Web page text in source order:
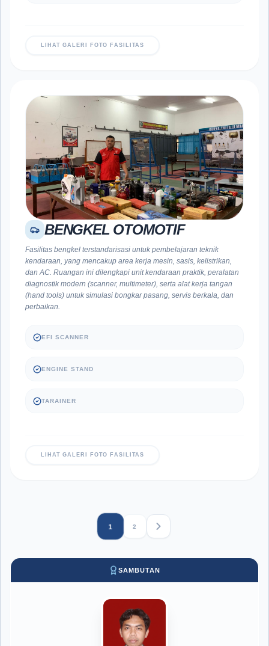
LIHAT GALERI FOTO FASILITAS
BENGKEL OTOMOTIF
Fasilitas bengkel terstandarisasi untuk pembelajaran teknik
kendaraan, yang mencakup area kerja mesin, sasis, kelistrikan,
dan AC. Ruangan ini dilengkapi unit kendaraan praktik, peralatan
diagnostik modern (scanner, multimeter), serta alat kerja tangan
(hand tools) untuk simulasi bongkar pasang, servis berkala, dan
perbaikan.
EFI SCANNER
ENGINE STAND
TARAINER
LIHAT GALERI FOTO FASILITAS
1 2
SAMBUTAN